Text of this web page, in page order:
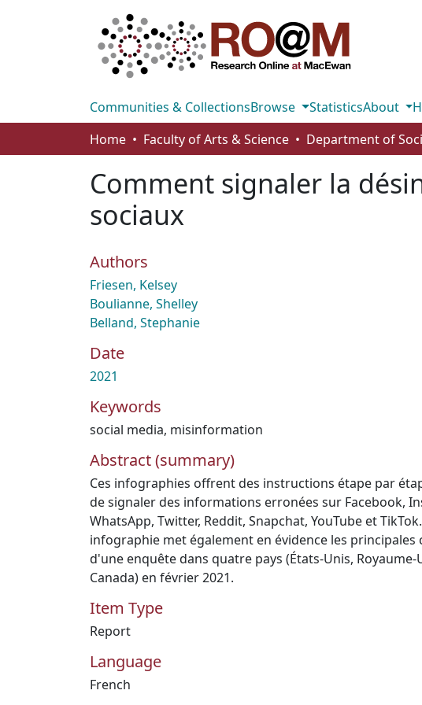
Communities & CollectionsBrowse StatisticsAbout
Home
Faculty of Arts & Science Department of
Comment signaler la
sociaux
Authors
Friesen, Kelsey
Boulianne, Shelley
Belland, Stephanie
Date
2021
Keywords
social media, misinformation
Abstract (summary)
Ces infographies offrent des instructions étape par
de signaler des informations erronées sur Facebook,
WhatsApp, Twitter, Reddit, Snapchat, YouTube et
infographie met également en évidence les principales
d'une enquête dans quatre pays (États-Unis, Royaume-
Canada) en février 2021.
Item Type
Report
Language
French